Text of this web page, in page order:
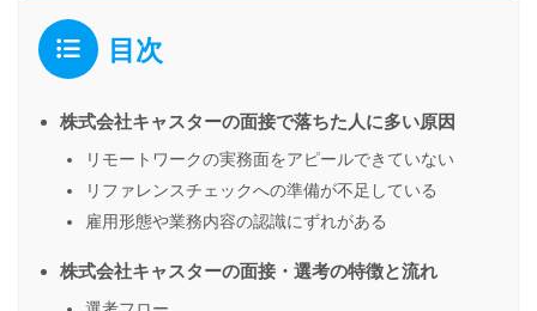
目次
株式会社キャスターの面接で落ちた人に多い原因
リモートワークの実務面をアピールできていない
リファレンスチェックへの準備が不足している
雇用形態や業務内容の認識にずれがある
株式会社キャスターの面接・選考の特徴と流れ